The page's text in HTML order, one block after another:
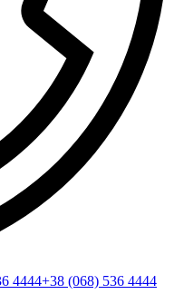
4444+38 (068) 536 4444